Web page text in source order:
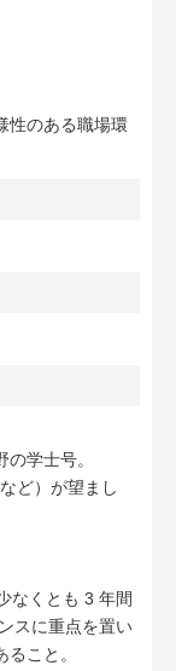
性のある職場環
学士号。
ど）が望まし
なくとも 3 年間
スに重点を置い
こと。